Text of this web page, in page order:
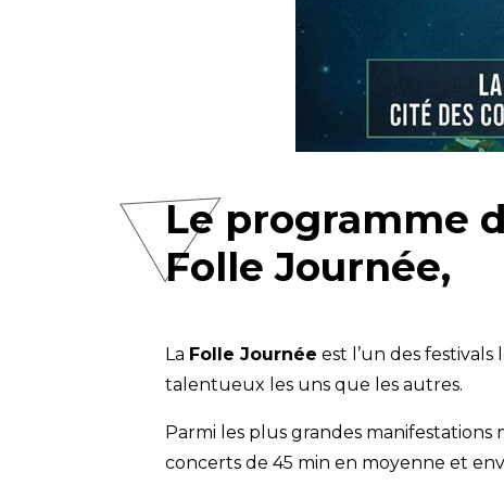
Le programme
Folle Journée,
La Folle Journée est l’un des
talentueux les uns que les autres.
Parmi les plus grandes manifestations
concerts de 45 min en moyenne et